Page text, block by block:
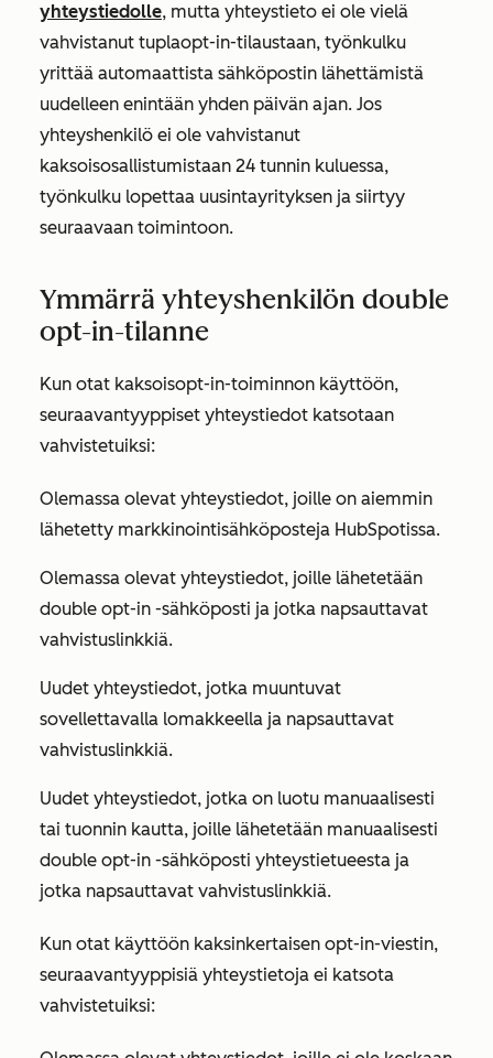
yhteystiedolle, mutta yhteystieto ei ole vielä
vahvistanut tuplaopt-in-tilaustaan, työnkulku
yrittää automaattista sähköpostin lähettämistä
uudelleen enintään yhden päivän ajan. Jos
yhteyshenkilö ei ole vahvistanut
kaksoisosallistumistaan 24 tunnin kuluessa,
työnkulku lopettaa uusintayrityksen ja siirtyy
seuraavaan toimintoon.
Ymmärrä yhteyshenkilön double
opt-in-tilanne
Kun otat kaksoisopt-in-toiminnon käyttöön,
seuraavantyyppiset yhteystiedot katsotaan
vahvistetuiksi:
Olemassa olevat yhteystiedot, joille on aiemmin
lähetetty markkinointisähköposteja HubSpotissa.
Olemassa olevat yhteystiedot, joille lähetetään
double opt-in -sähköposti ja jotka napsauttavat
vahvistuslinkkiä.
Uudet yhteystiedot, jotka muuntuvat
sovellettavalla lomakkeella ja napsauttavat
vahvistuslinkkiä.
Uudet yhteystiedot, jotka on luotu manuaalisesti
tai tuonnin kautta, joille lähetetään manuaalisesti
double opt-in -sähköposti yhteystietueesta ja
jotka napsauttavat vahvistuslinkkiä.
Kun otat käyttöön kaksinkertaisen opt-in-viestin,
seuraavantyyppisiä yhteystietoja ei katsota
vahvistetuiksi: